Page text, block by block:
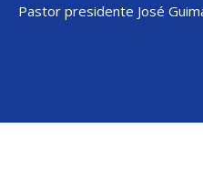
Pastor presidente José